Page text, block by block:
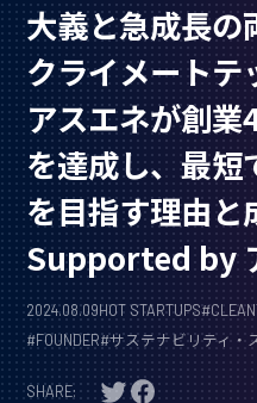
大義と急成長
クライメートテ
アスエネが創業
を達成し、最
を目指す理由
Supported by
2024.08.09HOT STARTUPS#
#FOUNDER#サステナビリティ・
SHARE: